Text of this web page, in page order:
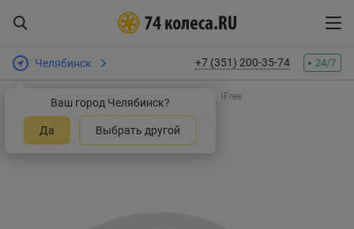
Челябинск
Ваш город Челябинск?
Да Выбрать другой
+7 (351) 200-35-74 24/7
Интернет-магазин шин и дисков iFree
Колесные диски iFree Азур
Оставить отзыв